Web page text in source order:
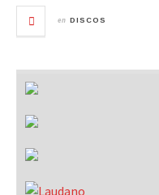
en DISCOS